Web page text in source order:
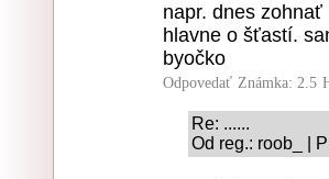
napr. dnes
hlavne o šťastí.
byočko
Odpovedať Známka: 2.5
Re: ......
Od reg.: roob_ |